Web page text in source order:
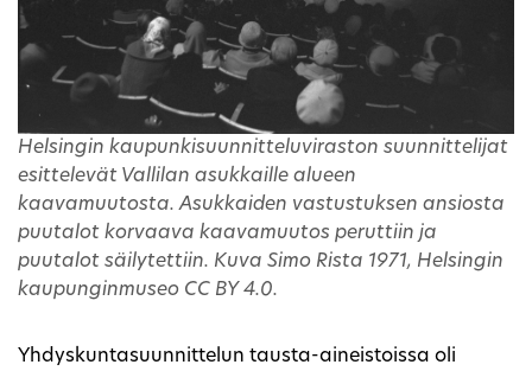
Helsingin kaupunkisuunnitteluviraston suunnittelijat
esittelevät Vallilan asukkaille alueen
kaavamuutosta. Asukkaiden vastustuksen ansiosta
puutalot korvaava kaavamuutos peruttiin ja
puutalot säilytettiin. Kuva Simo Rista 1971, Helsingin
kaupunginmuseo CC BY 4.0.
Yhdyskuntasuunnittelun tausta-aineistoissa oli